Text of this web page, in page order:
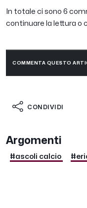
In totale ci sono 6
continuare la lettura o
COMMENTA QUESTO
CONDIVIDI
Argomenti
#ascoli calcio